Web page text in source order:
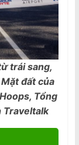
trái sang,
đất của
Tổng
Traveltalk